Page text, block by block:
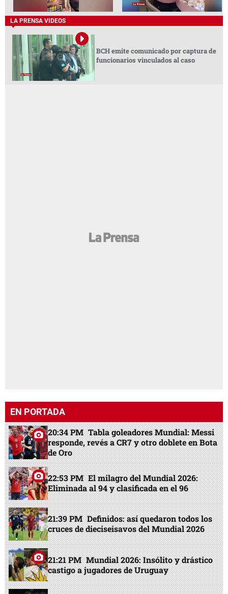
LA PRENSA VIDEOS
BCH emite comunicado por captura de
funcionarios vinculados al caso
EN PORTADA
20:34 PM Tabla goleadores Mundial: Messi
responde, revés a CR7 y otro doblete en Bota
de Oro
22:53 PM El milagro del Mundial 2026:
Eliminada al 94 y clasificada en el 96
21:39 PM Definidos: así quedaron todos los
cruces de dieciseisavos del Mundial 2026
21:21 PM Mundial 2026: Insólito y drástico
castigo a jugadores de Uruguay